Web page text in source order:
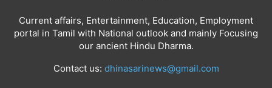
Current affairs, Entertainment, Education, Employment
portal in Tamil with National outlook and mainly Focusing
our ancient Hindu Dharma.
Contact us: dhinasarinews@gmail.com